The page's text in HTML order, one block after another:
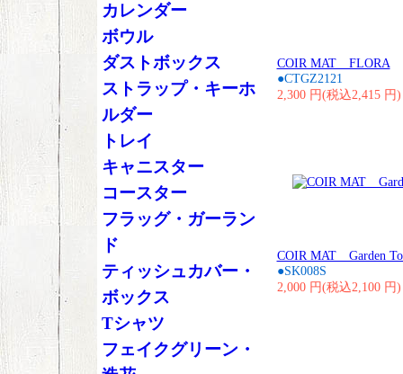
COIR MAT FLORA
●CTGZ2121
2,300 円(税込2,415 円)
COIR MAT Garden
●SK008S
2,000 円(税込2,100 円)
カレンダー
ボウル
ダストボックス
ストラップ・キーホ
ルダー
トレイ
キャニスター
コースター
フラッグ・ガーラン
ド
ティッシュカバー・
ボックス
Tシャツ
フェイクグリーン・